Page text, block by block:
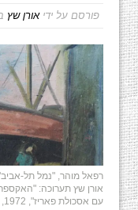
פורסם על ידיאורן שץ
אורן שץ תערוכה:
עם אסכולת פאריז", 1972, מוזיאון ישראל, ירושלים. אוצר: יונה פישר